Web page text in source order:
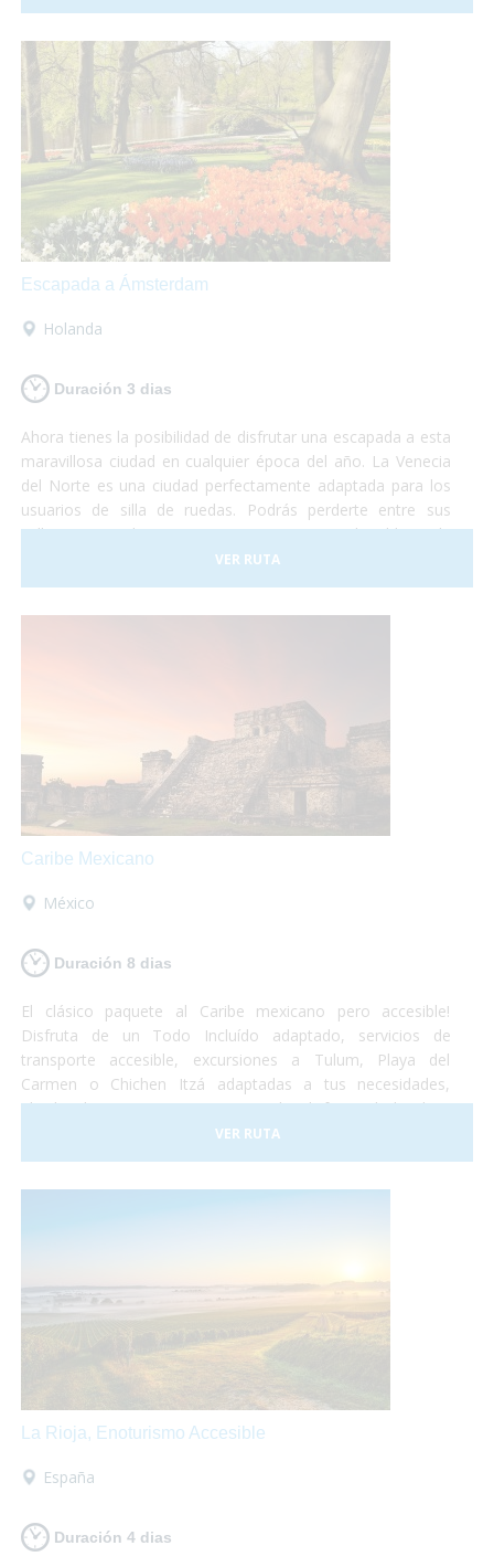
sus alrededores. Turismo accesible en Holanda y
experiencia diferente!
Escapada a Ámsterdam
Holanda
Duración 3 dias
Ahora tienes la posibilidad de disfrutar una escapada a esta
maravillosa ciudad en cualquier época del año. La Venecia
del Norte es una ciudad perfectamente adaptada para los
usuarios de silla de ruedas. Podrás perderte entre sus
calles, visitar el Barrio Rojo o pasear por el Voldenpark,
sabías que en la primavera explota de color? Las flores y su
aroma lo inundan todo! Ámsterdam es accesible, te lo vas a
VER RUTA
Caribe Mexicano
México
Duración 8 dias
El clásico paquete al Caribe mexicano pero accesible!
Disfruta de un Todo Incluído adaptado, servicios de
transporte accesible, excursiones a Tulum, Playa del
Carmen o Chichen Itzá adaptadas a tus necesidades,
alquiler de equipamientos para poder disfrutar de la playa
sin sobresaltos. No te lo pierdas!
VER RUTA
La Rioja, Enoturismo Accesible
España
Duración 4 dias